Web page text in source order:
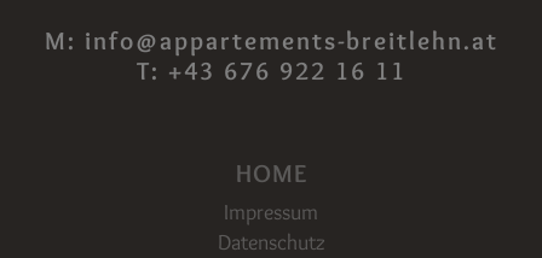
M: info@appartements-breitlehn.at
T: +43 676 922 16 11
HOME
Impressum
Datenschutz